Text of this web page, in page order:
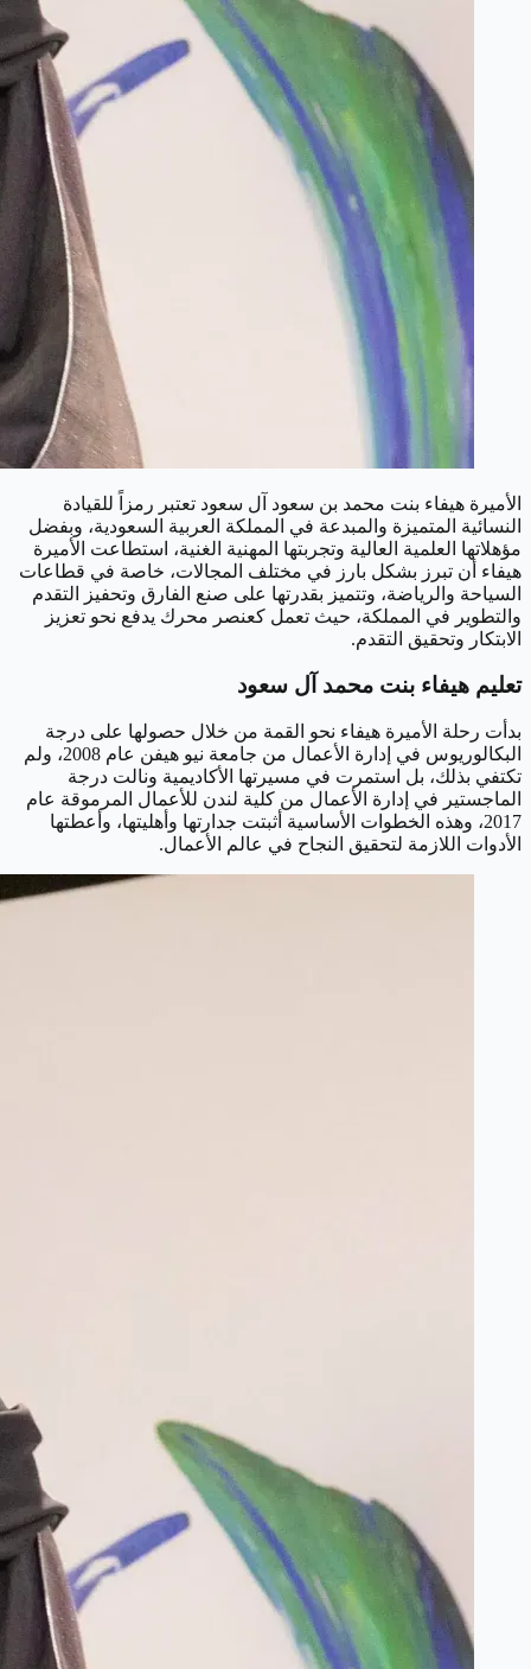
الأميرة هيفاء بنت محمد بن سعود آل سعود تعتبر رمزاً للقيادة
النسائية المتميزة والمبدعة في المملكة العربية السعودية، وبفضل
مؤهلاتها العلمية العالية وتجربتها المهنية الغنية، استطاعت الأميرة
هيفاء أن تبرز بشكل بارز في مختلف المجالات، خاصة في قطاعات
السياحة والرياضة، وتتميز بقدرتها على صنع الفارق وتحفيز التقدم
والتطوير في المملكة، حيث تعمل كعنصر محرك يدفع نحو تعزيز
الابتكار وتحقيق التقدم.
تعليم هيفاء بنت محمد آل سعود
بدأت رحلة الأميرة هيفاء نحو القمة من خلال حصولها على درجة
البكالوريوس في إدارة الأعمال من جامعة نيو هيفن عام 2008، ولم
تكتفي بذلك، بل استمرت في مسيرتها الأكاديمية ونالت درجة
الماجستير في إدارة الأعمال من كلية لندن للأعمال المرموقة عام
2017، وهذه الخطوات الأساسية أثبتت جدارتها وأهليتها، وأعطتها
الأدوات اللازمة لتحقيق النجاح في عالم الأعمال.